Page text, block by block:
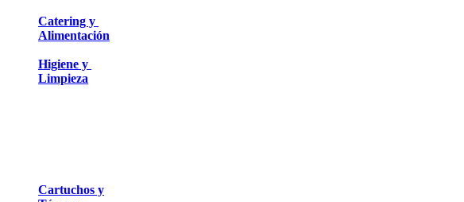
Catering y
Alimentación
Higiene y
Limpieza
Cartuchos y